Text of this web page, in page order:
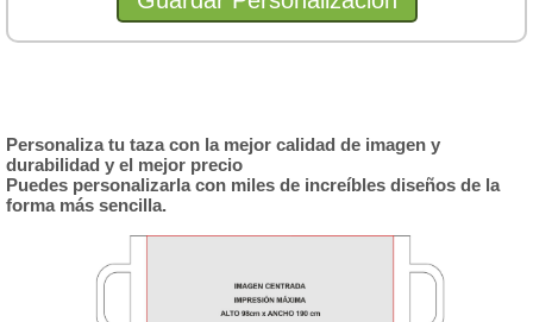
Personaliza tu taza con la mejor calidad de imagen y
durabilidad y el mejor precio
Puedes personalizarla con miles de increíbles diseños de la
forma más sencilla.